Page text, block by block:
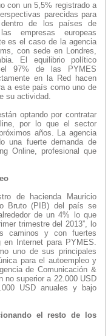
con un 5,5% registrado a
parecidas para
de los países de
empresas europeas
es el caso de la agencia
con sede en Londres,
El equilibrio político
el 97% de las PYMES
en la Red hacen
a este país como uno de
su actividad.
optando por contratar
por lo que el sector
años. La agencia
una fuerte demanda de
Online, profesional que
de hacienda Mauricio
Bruto (PIB) del país se
de un 4% lo que
trimestre del 2013”, lo
caminos y con fuertes
en Internet para PYMES.
uno de sus principales
para el autoempleo y
de Comunicación &
no superior a 22.000 USD
USD anuales y bajo
el resto de los